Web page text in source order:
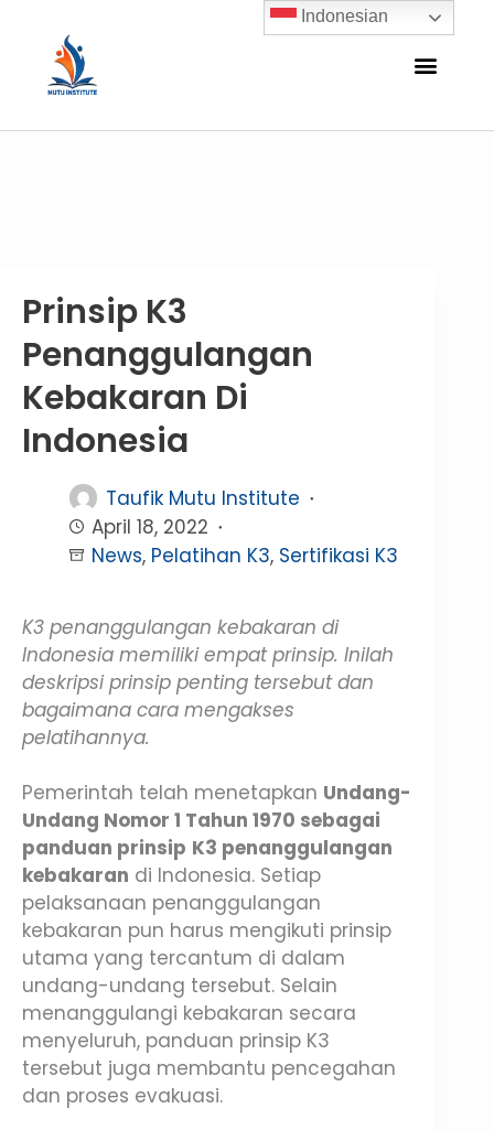
Prinsip K3
Penanggulangan
Kebakaran Di
Indonesia
Taufik Mutu Institute
April 18, 2022
News, Pelatihan K3, Sertifikasi K3
K3 penanggulangan kebakaran di
Indonesia memiliki empat prinsip. Inilah
deskripsi prinsip penting tersebut dan
bagaimana cara mengakses
pelatihannya.
Pemerintah telah menetapkan Undang-
Undang Nomor 1 Tahun 1970 sebagai
panduan prinsip K3 penanggulangan
kebakaran di Indonesia. Setiap
pelaksanaan penanggulangan
kebakaran pun harus mengikuti prinsip
utama yang tercantum di dalam
undang-undang tersebut. Selain
menanggulangi kebakaran secara
menyeluruh, panduan prinsip K3
tersebut juga membantu pencegahan
dan proses evakuasi.
Indonesian